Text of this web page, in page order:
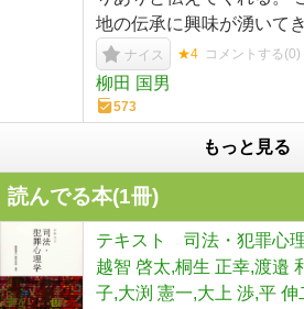
地の伝承に興味が湧いて
ナイス ★4 コメントする(0)
柳田 国男
573
もっと見る
読んでる本(1冊)
テキスト 司法・犯罪心
越智 啓太,桐生 正幸,渡邉
子,大渕 憲一,大上 渉,平